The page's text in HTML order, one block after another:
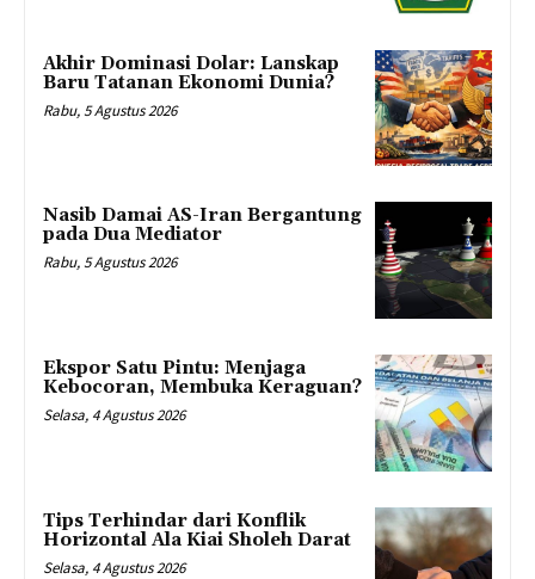
Akhir Dominasi Dolar: Lanskap
Baru Tatanan Ekonomi Dunia?
Rabu, 5 Agustus 2026
Nasib Damai AS-Iran Bergantung
pada Dua Mediator
Rabu, 5 Agustus 2026
Ekspor Satu Pintu: Menjaga
Kebocoran, Membuka Keraguan?
Selasa, 4 Agustus 2026
Tips Terhindar dari Konflik
Horizontal Ala Kiai Sholeh Darat
Selasa, 4 Agustus 2026